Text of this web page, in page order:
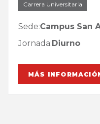
Carrera Universitaria
Sede:Campus San
Jornada:Diurno
MÁS